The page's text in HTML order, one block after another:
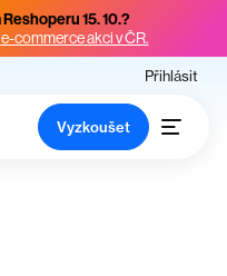
15. 10.?
commerce akci v ČR.
Přihlásit
Vyzkoušet